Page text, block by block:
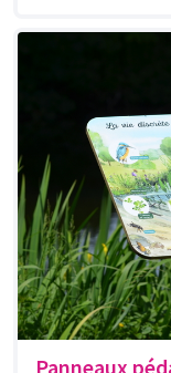
Panneaux